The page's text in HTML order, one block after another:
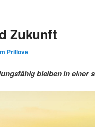
Zukunft
Pritlove
bleiben in einer